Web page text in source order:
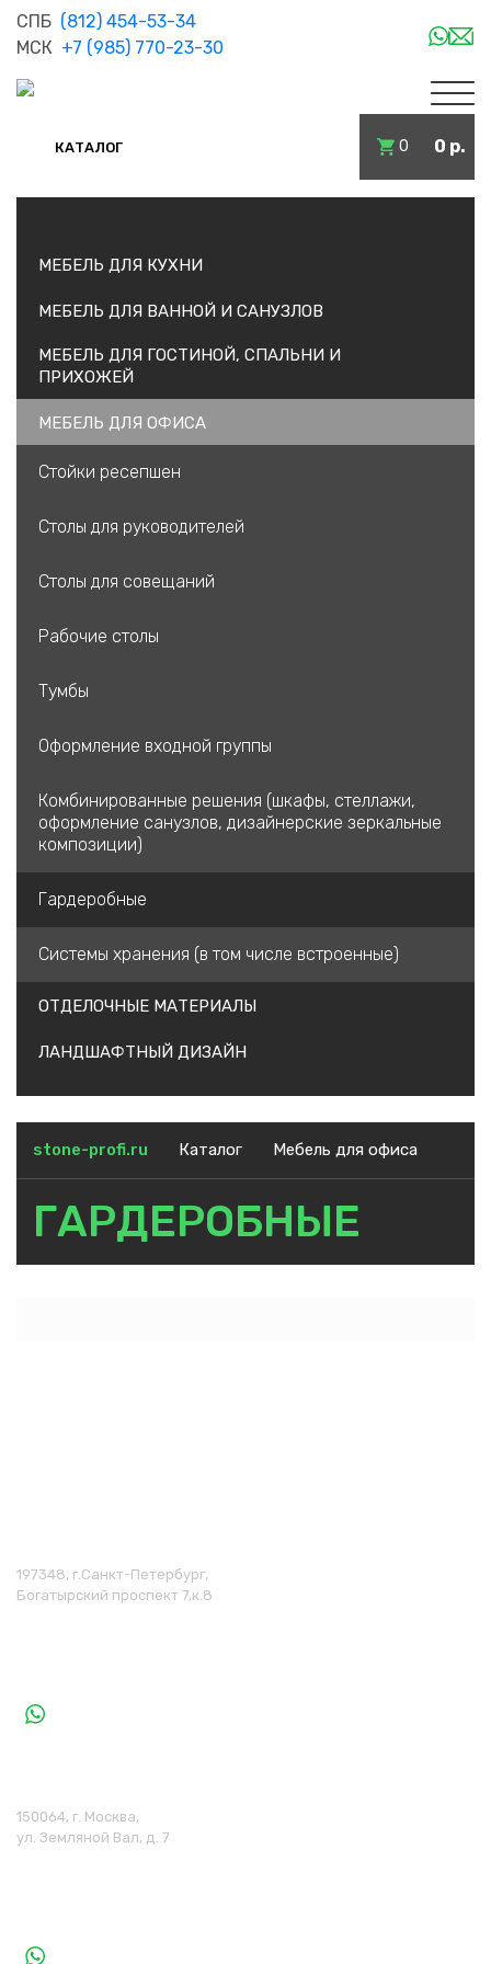
СПБ (812) 454-53-34
МСК +7 (985) 770-23-30
КАТАЛОГ 0 0 р.
МЕБЕЛЬ ДЛЯ КУХНИ
МЕБЕЛЬ ДЛЯ ВАННОЙ И САНУЗЛОВ
МЕБЕЛЬ ДЛЯ ГОСТИНОЙ, СПАЛЬНИ И
ПРИХОЖЕЙ
МЕБЕЛЬ ДЛЯ ОФИСА
Стойки ресепшен
Столы для руководителей
Столы для совещаний
Рабочие столы
Тумбы
Оформление входной группы
Комбинированные решения (шкафы, стеллажи,
оформление санузлов, дизайнерские зеркальные
композиции)
Гардеробные
Системы хранения (в том числе встроенные)
ОТДЕЛОЧНЫЕ МАТЕРИАЛЫ
ЛАНДШАФТНЫЙ ДИЗАЙН
stone-profi.ru Каталог Мебель для офиса
ГАРДЕРОБНЫЕ
197348, г.Санкт-Петербург,
Богатырский проспект 7,к.8
150064, г. Москва,
ул. Земляной Вал, д. 7